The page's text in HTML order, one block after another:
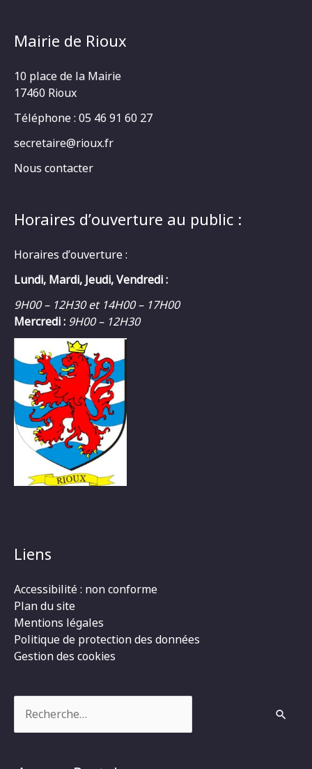
Mairie de Rioux
10 place de la Mairie
17460 Rioux
Téléphone : 05 46 91 60 27
secretaire@rioux.fr
Nous contacter
Horaires d’ouverture au public :
Horaires d’ouverture :
Lundi, Mardi, Jeudi, Vendredi :
9H00 – 12H30 et 14H00 – 17H00
Mercredi : 9H00 – 12H30
Liens
Accessibilité : non conforme
Plan du site
Mentions légales
Politique de protection des données
Gestion des cookies